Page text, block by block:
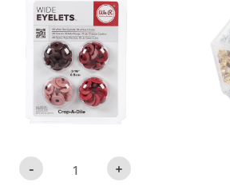
-
-
We
R
Memory
Keepers
cantidad
+